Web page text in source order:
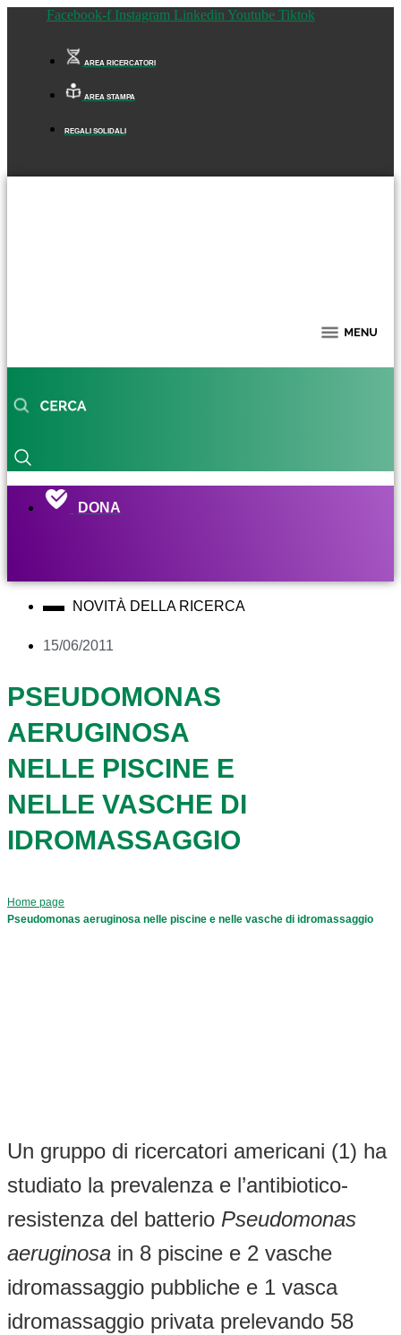
Facebook-f Instagram Linkedin Youtube Tiktok
AREA RICERCATORI
AREA STAMPA
REGALI SOLIDALI
DONA
NOVITÀ DELLA RICERCA
15/06/2011
PSEUDOMONAS
AERUGINOSA
NELLE PISCINE E
NELLE VASCHE DI
IDROMASSAGGIO
Home page
Pseudomonas aeruginosa nelle piscine e nelle vasche di idromassaggio
Un gruppo di ricercatori americani (1) ha
studiato la prevalenza e l’antibiotico-
resistenza del batterio Pseudomonas
aeruginosa in 8 piscine e 2 vasche
idromassaggio pubbliche e 1 vasca
idromassaggio privata prelevando 58